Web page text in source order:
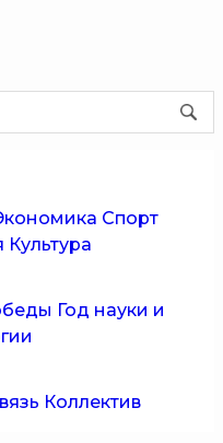
Спорт
Культура
Год науки и
Коллектив